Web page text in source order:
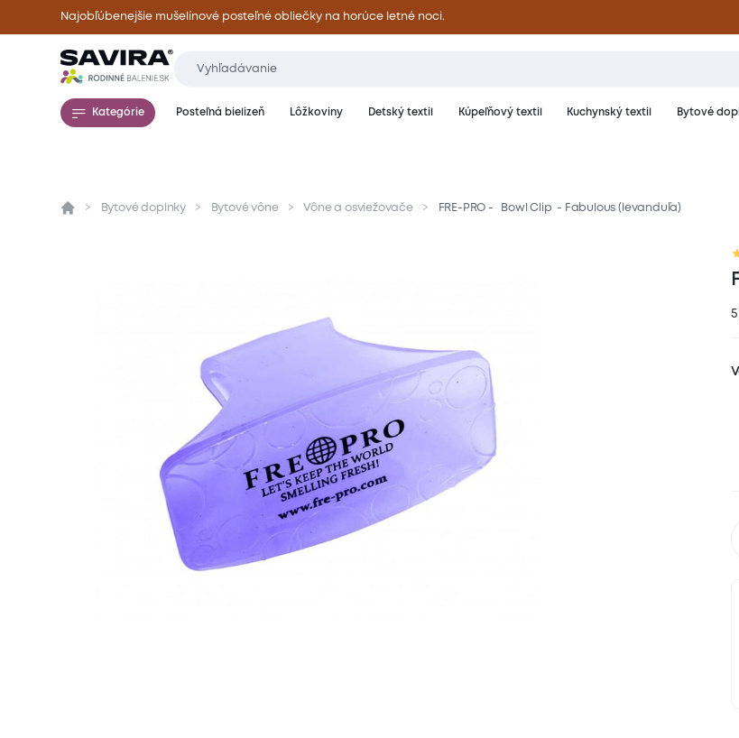
Najobľúbenejšie mušelínové posteľné obliečky na horúce letné noci.
Kategórie Posteľná bielizeň Lôžkoviny Detský textil Kúpeľňový textil Kuchynský textil Bytové
Prehľad Parametre Popis produktu Hodnotenie
Bytové doplnky Bytové vône Vône a osviežovače FRE-PRO - Bowl Clip - Fabulous (levanduľa)